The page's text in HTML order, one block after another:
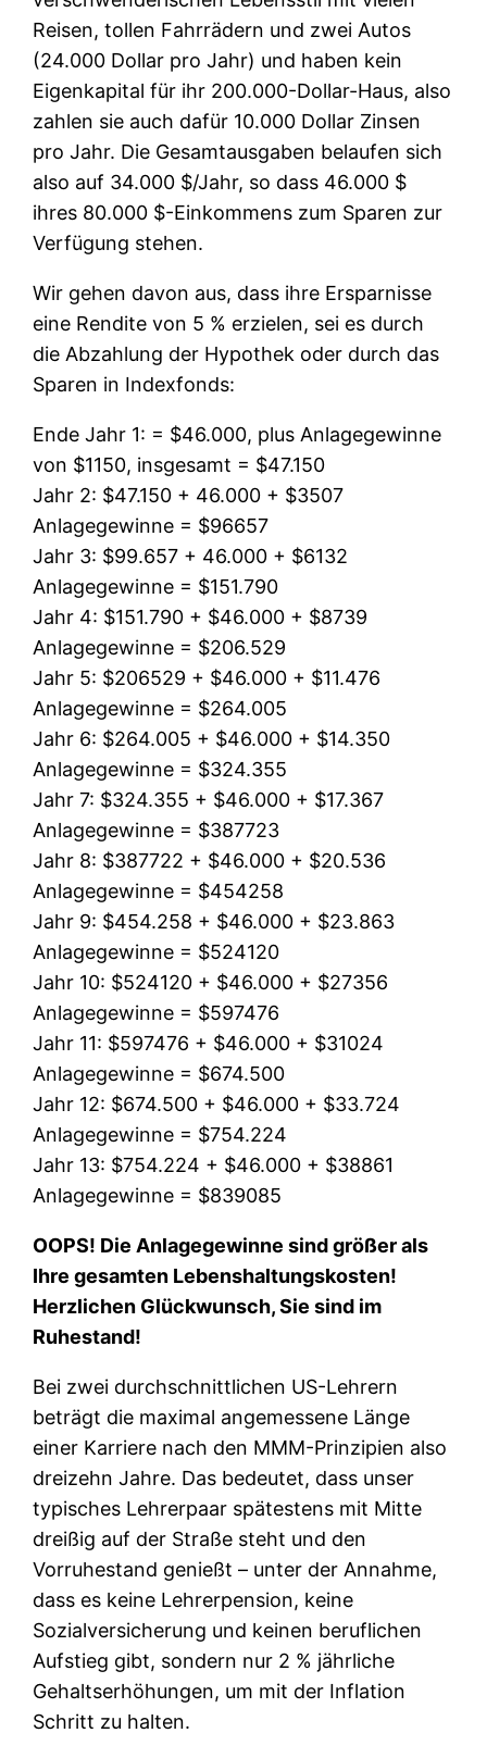
Reisen, tollen Fahrrädern und zwei Autos
(24.000 Dollar pro Jahr) und haben kein
Eigenkapital für ihr 200.000-Dollar-Haus, also
zahlen sie auch dafür 10.000 Dollar Zinsen
pro Jahr. Die Gesamtausgaben belaufen sich
also auf 34.000 $/Jahr, so dass 46.000 $
ihres 80.000 $-Einkommens zum Sparen zur
Verfügung stehen.
Wir gehen davon aus, dass ihre Ersparnisse
eine Rendite von 5 % erzielen, sei es durch
die Abzahlung der Hypothek oder durch das
Sparen in Indexfonds:
Ende Jahr 1: = $46.000, plus Anlagegewinne
von $1150, insgesamt = $47.150
Jahr 2: $47.150 + 46.000 + $3507
Anlagegewinne = $96657
Jahr 3: $99.657 + 46.000 + $6132
Anlagegewinne = $151.790
Jahr 4: $151.790 + $46.000 + $8739
Anlagegewinne = $206.529
Jahr 5: $206529 + $46.000 + $11.476
Anlagegewinne = $264.005
Jahr 6: $264.005 + $46.000 + $14.350
Anlagegewinne = $324.355
Jahr 7: $324.355 + $46.000 + $17.367
Anlagegewinne = $387723
Jahr 8: $387722 + $46.000 + $20.536
Anlagegewinne = $454258
Jahr 9: $454.258 + $46.000 + $23.863
Anlagegewinne = $524120
Jahr 10: $524120 + $46.000 + $27356
Anlagegewinne = $597476
Jahr 11: $597476 + $46.000 + $31024
Anlagegewinne = $674.500
Jahr 12: $674.500 + $46.000 + $33.724
Anlagegewinne = $754.224
Jahr 13: $754.224 + $46.000 + $38861
Anlagegewinne = $839085
OOPS! Die Anlagegewinne sind größer als
Ihre gesamten Lebenshaltungskosten!
Herzlichen Glückwunsch, Sie sind im
Ruhestand!
Bei zwei durchschnittlichen US-Lehrern
beträgt die maximal angemessene Länge
einer Karriere nach den MMM-Prinzipien also
dreizehn Jahre. Das bedeutet, dass unser
typisches Lehrerpaar spätestens mit Mitte
dreißig auf der Straße steht und den
Vorruhestand genießt – unter der Annahme,
dass es keine Lehrerpension, keine
Sozialversicherung und keinen beruflichen
Aufstieg gibt, sondern nur 2 % jährliche
Gehaltserhöhungen, um mit der Inflation
Schritt zu halten.